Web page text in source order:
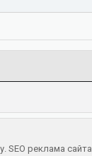
SEO реклама сайта.